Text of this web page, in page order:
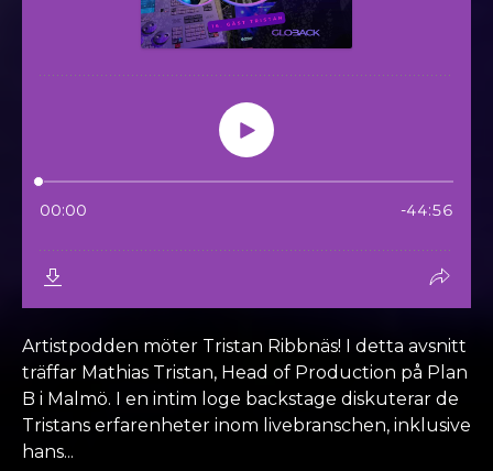
Artistpodden möter Tristan Ribbnäs! I detta avsnitt
träffar Mathias Tristan, Head of Production på Plan
B i Malmö. I en intim loge backstage diskuterar de
Tristans erfarenheter inom livebranschen, inklusive
hans...